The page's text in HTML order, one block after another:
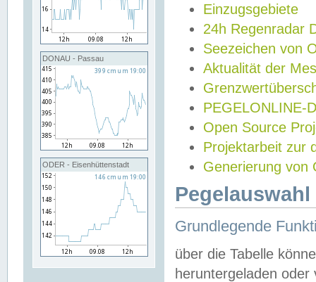
DONAU - Passau
ODER - Eisenhüttenstadt
Einzugsgebiete
24h Regenradar
Seezeichen von
Aktualität der
PEGELONLINE-
Open Source
Projektarbeit zur
Generierung von
Grundlegende
über die Tabelle
heruntergeladen oder